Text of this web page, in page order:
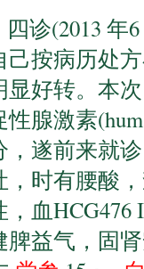
四诊(2013 年
己按病历处
显好转。本
性腺激素
，遂前来就
，时有腰酸
，血
脾益气，固